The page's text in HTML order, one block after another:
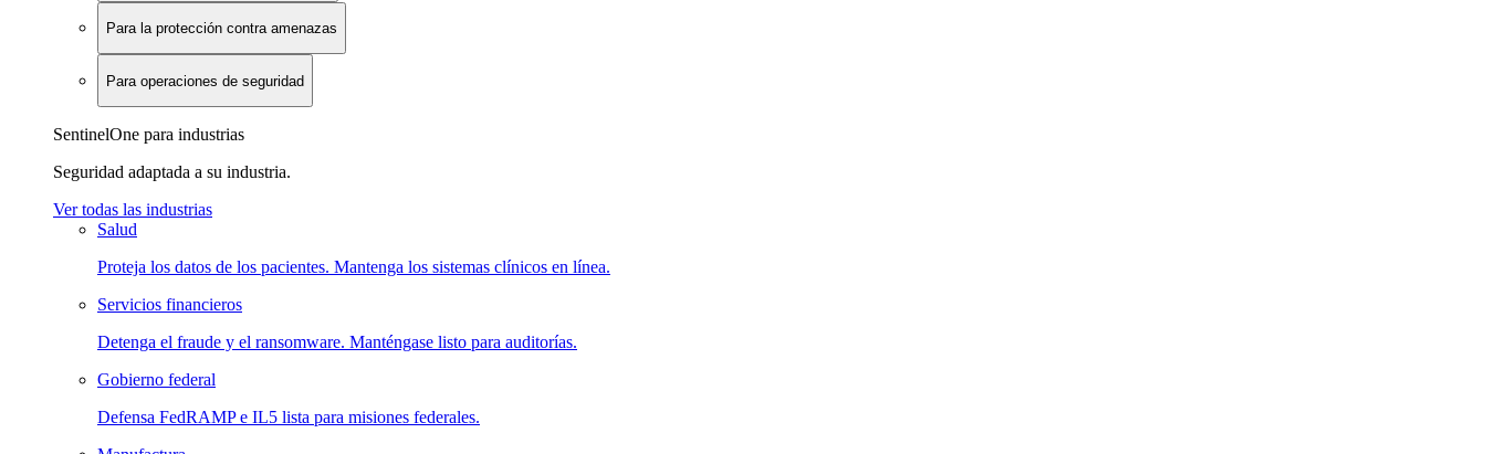
Para la protección contra amenazas
Para operaciones de seguridad
SentinelOne para industrias
Seguridad adaptada a su industria.
Ver todas las industrias
Salud
Proteja los datos de los pacientes. Mantenga los sistemas clínicos en línea.
Servicios financieros
Detenga el fraude y el ransomware. Manténgase listo para auditorías.
Gobierno federal
Defensa FedRAMP e IL5 lista para misiones federales.